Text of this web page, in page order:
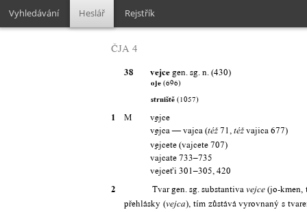
Vyhledávání Heslář Rejstřík
ČJA 4
38 vejce gen. sg. n. (430)
oje (696)
strniště (1057)
1 M vejce
vejca — vajca (též 71, též vajica 677)
vejcete (vajcete 707)
vajcate 733–735
vejceťi 301–305, 420
2 Tvar gen. sg. substantivavejce (jo-kmen,
přehlásky (vejca), tím zůstává vyrovnaný s